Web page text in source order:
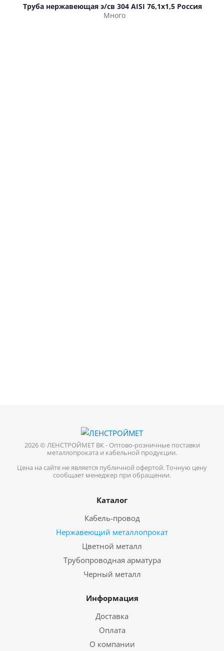
Труба нержавеющая э/св 304 AISI 76,1х1,5 Россия
Много
2026 © ЛЕНСТРОЙМЕТ ВК - Оптово-розничные поставки
металлопроката и кабельной продукции.
Цена на сайте не является публичной офертой. Точную цену
сообщает менеджер при обращении.
Каталог
Кабель-провод
Нержавеющий металлопрокат
Цветной металл
Трубопроводная арматура
Черный металл
Информация
Доставка
Оплата
О компании